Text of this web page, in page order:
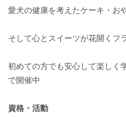
愛犬の健康を考えたケーキ・お
そして心とスイーツが花開くフ
初めての方でも安心して楽しく
で開催中
資格・活動